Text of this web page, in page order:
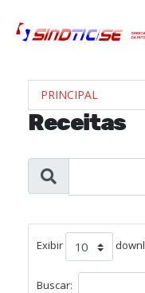
PRINCIPAL
Receitas
Exibir
Buscar: